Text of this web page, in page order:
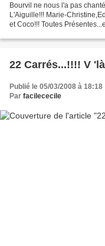
Bourvil ne nous l'a pas
L'Aiguille!!! Marie-
et Coco!!! Toutes
22 Carrés...!!!! V
Publié le 05/03/2008 à 18:18
Par facilececile